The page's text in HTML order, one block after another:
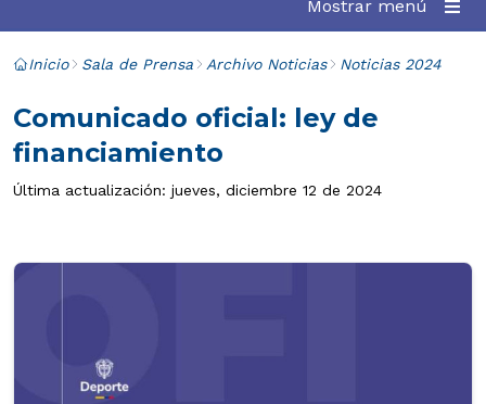
Mostrar menú
Inicio Sala de Prensa Archivo Noticias Noticias 2024
Comunicado oficial: ley de
financiamiento
Última actualización: jueves, diciembre 12 de 2024